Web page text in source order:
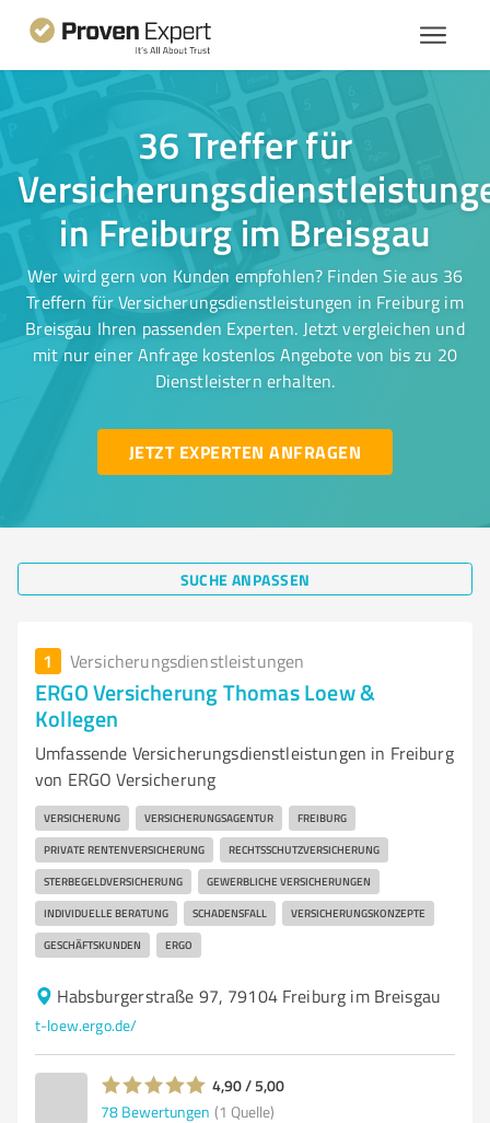
36 Treffer für
in Freiburg im Breisgau
Wer wird gern von Kunden empfohlen? Finden Sie aus 36
Treffern für Versicherungsdienstleistungen in Freiburg im
Breisgau Ihren passenden Experten. Jetzt vergleichen und
mit nur einer Anfrage kostenlos Angebote von bis zu 20
Dienstleistern erhalten.
JETZT EXPERTEN ANFRAGEN
SUCHE ANPASSEN
1 Versicherungsdienstleistungen
ERGO Versicherung Thomas Loew &
Kollegen
Umfassende Versicherungsdienstleistungen in Freiburg
von ERGO Versicherung
VERSICHERUNG VERSICHERUNGSAGENTUR FREIBURG
PRIVATE RENTENVERSICHERUNG RECHTSSCHUTZVERSICHERUNG
STERBEGELDVERSICHERUNG GEWERBLICHE VERSICHERUNGEN
INDIVIDUELLE BERATUNG SCHADENSFALL VERSICHERUNGSKONZEPTE
GESCHÄFTSKUNDEN ERGO
Habsburgerstraße 97, 79104 Freiburg im Breisgau
t-loew.ergo.de/
4,90 / 5,00
78 Bewertungen (1 Quelle)